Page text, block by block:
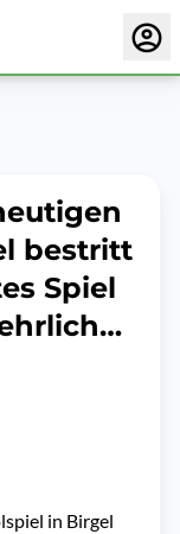
bestritt
Spiel
in Birgel